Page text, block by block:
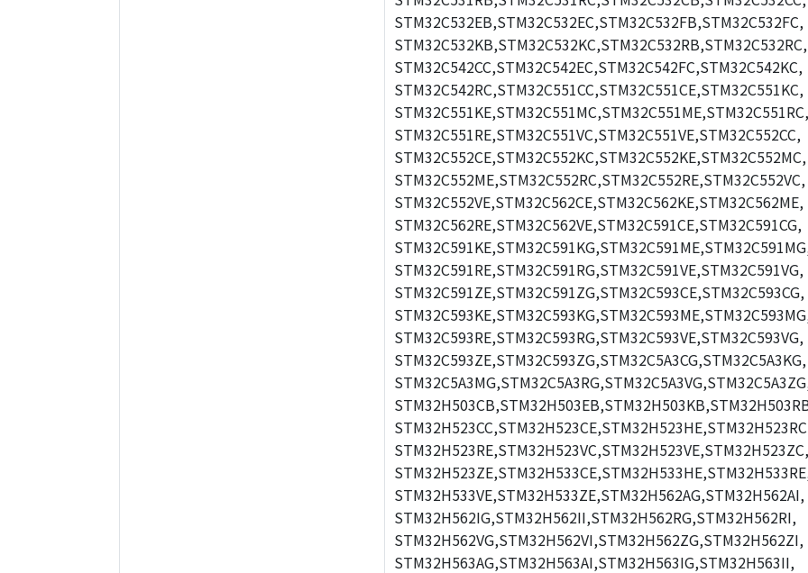
STM32C532EB,STM32C532EC,STM32C532FB,STM32C532FC,
STM32C532KB,STM32C532KC,STM32C532RB,STM32C532RC,
STM32C542CC,STM32C542EC,STM32C542FC,STM32C542KC,
STM32C542RC,STM32C551CC,STM32C551CE,STM32C551KC,
STM32C551KE,STM32C551MC,STM32C551ME,STM32C551RC,
STM32C551RE,STM32C551VC,STM32C551VE,STM32C552CC,
STM32C552CE,STM32C552KC,STM32C552KE,STM32C552MC,
STM32C552ME,STM32C552RC,STM32C552RE,STM32C552VC,
STM32C552VE,STM32C562CE,STM32C562KE,STM32C562ME,
STM32C562RE,STM32C562VE,STM32C591CE,STM32C591CG,
STM32C591RE,STM32C591RG,STM32C591VE,STM32C591VG,
STM32C591ZE,STM32C591ZG,STM32C593CE,STM32C593CG,
STM32C593RE,STM32C593RG,STM32C593VE,STM32C593VG,
STM32C593ZE,STM32C593ZG,STM32C5A3CG,STM32C5A3KG,
STM32H523RE,STM32H523VC,STM32H523VE,STM32H523ZC,
STM32H533VE,STM32H533ZE,STM32H562AG,STM32H562AI,
STM32H562IG,STM32H562II,STM32H562RG,STM32H562RI,
STM32H562VG,STM32H562VI,STM32H562ZG,STM32H562ZI,
STM32H563AG,STM32H563AI,STM32H563IG,STM32H563II,